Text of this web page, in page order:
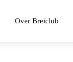
Over Breiclub